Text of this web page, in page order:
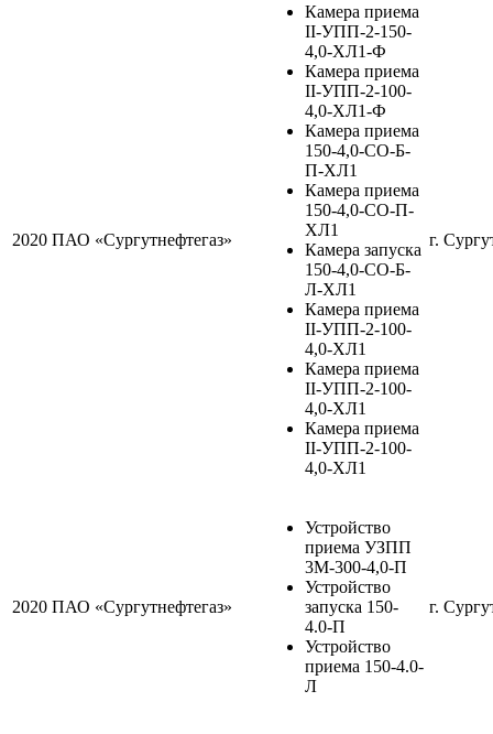
2020 ПАО «Сургутнефтегаз»
Камера приема
II-УПП-2-150-
4,0-ХЛ1-Ф
Камера приема
II-УПП-2-100-
4,0-ХЛ1-Ф
Камера приема
150-4,0-СО-Б-
П-ХЛ1
Камера приема
150-4,0-СО-П-
ХЛ1
Камера запуска
150-4,0-СО-Б-
Л-ХЛ1
Камера приема
II-УПП-2-100-
4,0-ХЛ1
Камера приема
II-УПП-2-100-
4,0-ХЛ1
Камера приема
II-УПП-2-100-
4,0-ХЛ1
г.
2020 ПАО «Сургутнефтегаз»
Устройство
приема УЗПП
3М-300-4,0-П
Устройство
запуска 150-
4.0-П
Устройство
приема 150-4.0-
Л
г.